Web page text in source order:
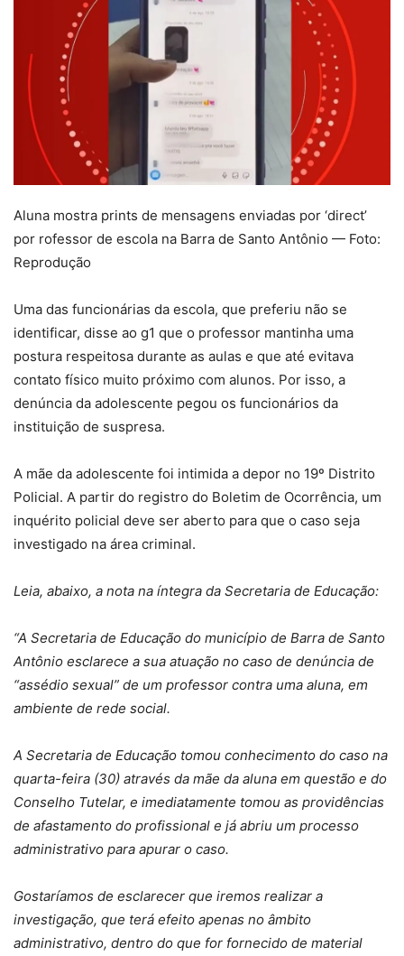
Aluna mostra prints de mensagens enviadas por ‘direct’
por rofessor de escola na Barra de Santo Antônio — Foto:
Reprodução
Uma das funcionárias da escola, que preferiu não se
identificar, disse ao g1 que o professor mantinha uma
postura respeitosa durante as aulas e que até evitava
contato físico muito próximo com alunos. Por isso, a
denúncia da adolescente pegou os funcionários da
instituição de suspresa.
A mãe da adolescente foi intimida a depor no 19º Distrito
Policial. A partir do registro do Boletim de Ocorrência, um
inquérito policial deve ser aberto para que o caso seja
investigado na área criminal.
Leia, abaixo, a nota na íntegra da Secretaria de Educação:
“A Secretaria de Educação do município de Barra de Santo
Antônio esclarece a sua atuação no caso de denúncia de
“assédio sexual” de um professor contra uma aluna, em
ambiente de rede social.
A Secretaria de Educação tomou conhecimento do caso na
quarta-feira (30) através da mãe da aluna em questão e do
Conselho Tutelar, e imediatamente tomou as providências
de afastamento do profissional e já abriu um processo
administrativo para apurar o caso.
Gostaríamos de esclarecer que iremos realizar a
investigação, que terá efeito apenas no âmbito
administrativo, dentro do que for fornecido de material